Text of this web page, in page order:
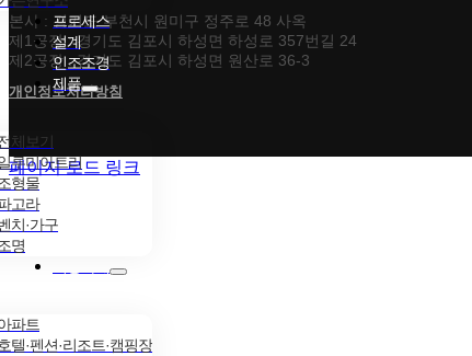
프로세스
설계
인조조경
제품
체보기
루미아트리
형물
고라
치·가구
명
파트
텔·펜션·리조트·캠핑장
본사 : 경기도 부천시 원미구 정주로 48 사옥
제1공장 : 경기도 김포시 하성면 하성로 357번길 24
제2공장 : 경기도 김포시 하성면 원산로 36-3
개인정보처리방침
페이지 로드 링크